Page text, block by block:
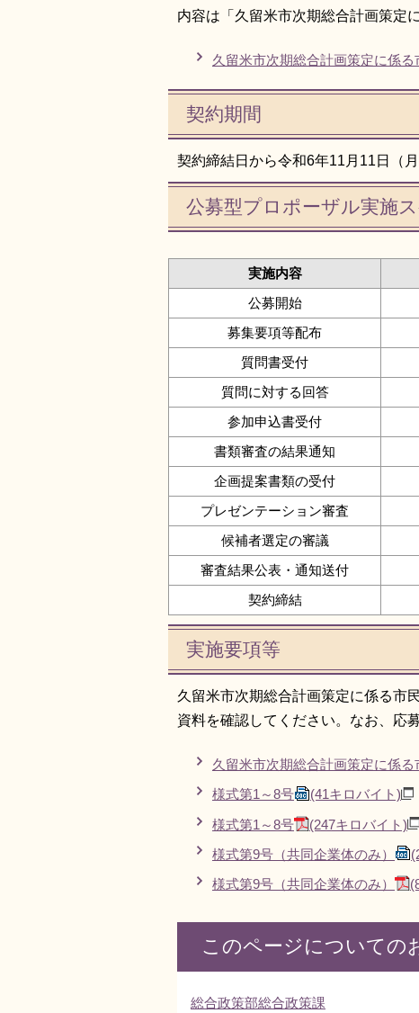
内容は「久留米市次期総合計画策定
久留米市次期総合計画策定に係
契約期間
契約締結日から令和6年11月11日（
公募型プロポーザル実施
実施内容
公募開始
募集要項等配布
質問書受付
質問に対する回答
参加申込書受付
書類審査の結果通知
企画提案書類の受付
プレゼンテーション審査
候補者選定の審議
審査結果公表・通知送付
契約締結
実施要項等
久留米市次期総合計画策定に係る市
資料を確認してください。なお、応
久留米市次期総合計画策定に係
様式第1～8号
(41キロバイト)
様式第1～8号
(247キロバイト)
様式第9号（共同企業体のみ）
様式第9号（共同企業体のみ）
このページについての
総合政策部総合政策課